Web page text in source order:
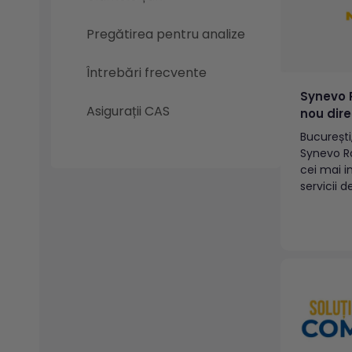
Pregătirea pentru analize
Întrebări frecvente
Asigurații CAS
Synevo
nou
din 11
Sud-Est
Synevo
cei mai
servicii
de Sud-